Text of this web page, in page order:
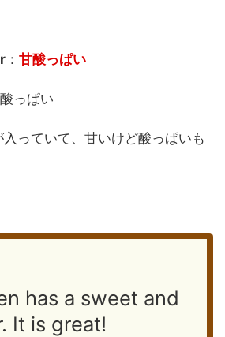
： 甘酸っぱい
っぱい
っていて、甘いけど酸っぱいも
has a sweet and
It is great!